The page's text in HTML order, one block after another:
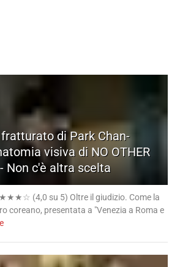
di Park Chan-
visiva di NO OTHER
- Non c'è altra scelta
(4,0 su 5) Oltre il giudizio. Come la
coreano, presentata a "Venezia a Roma e